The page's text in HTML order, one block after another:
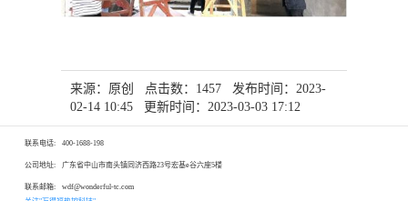
来源：原创 点击数：1457 发布时间：2023-
02-14 10:45 更新时间：2023-03-03 17:12
联系电话: 400-1688-198
公司地址: 广东省中山市南头镇同济西路23号宏基e谷六座5楼
联系邮箱:
wdf@wonderful-tc.com